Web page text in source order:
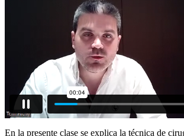
En la presente clase se explica la técnica de